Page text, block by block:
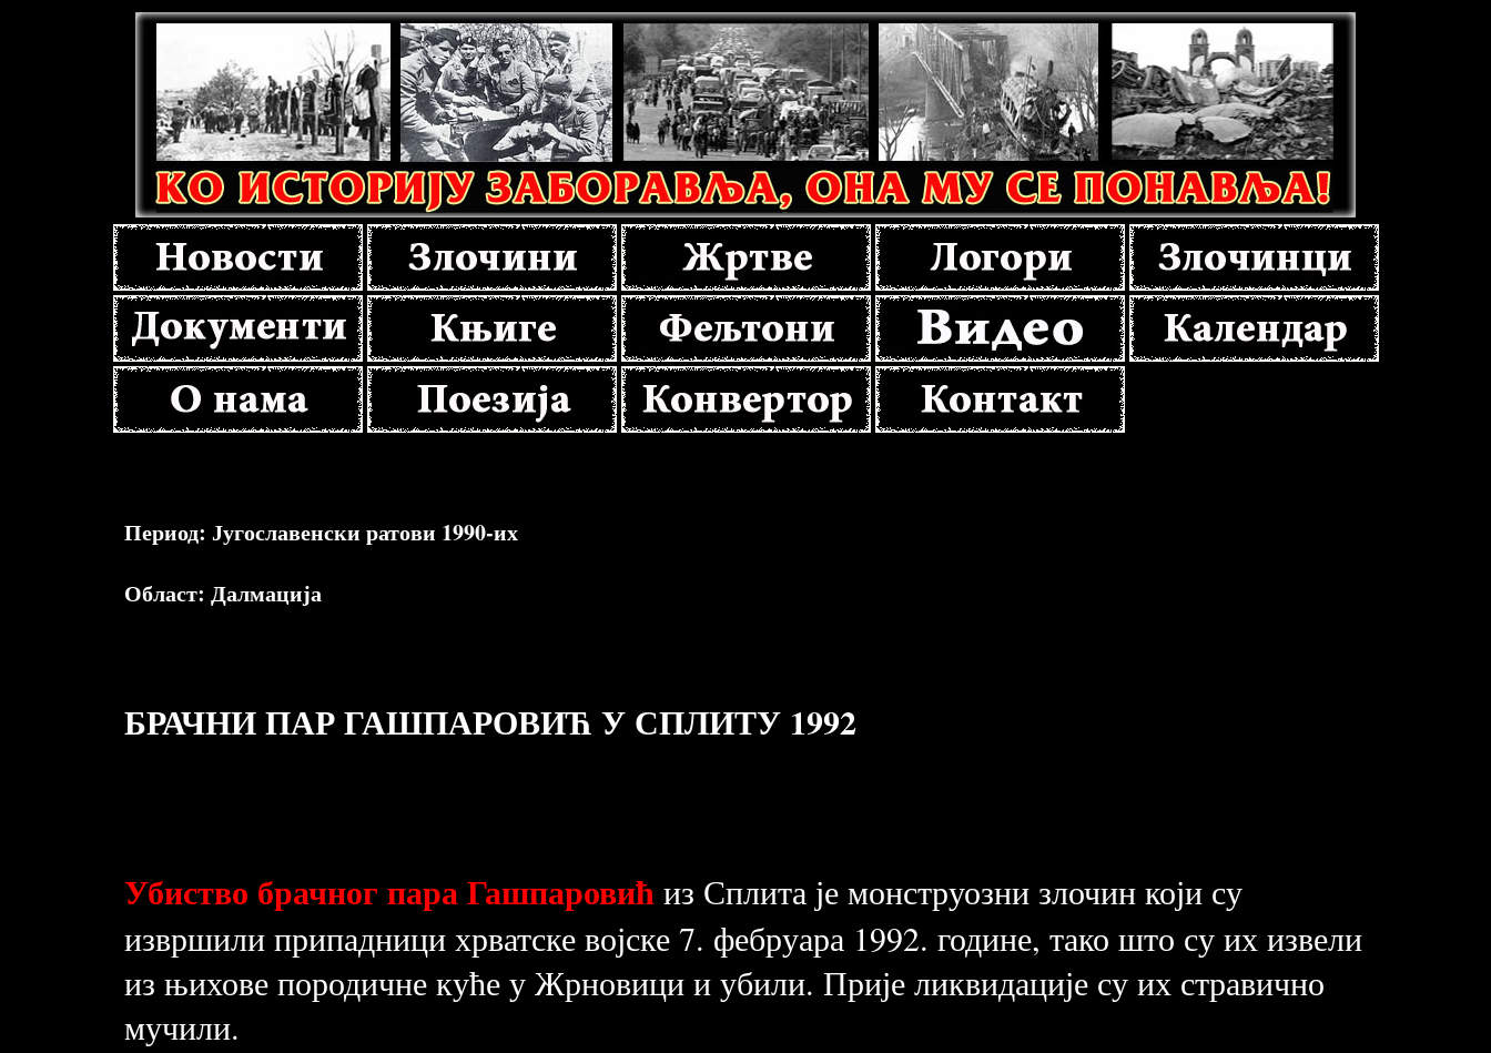
Период: Југославенски ратови 1990-их
Област: Далмација
БРАЧНИ ПАР ГАШПАРОВИЋ У СПЛИТУ 1992
Убиство брачног пара Гашпаровић из Сплита је монструозни злочин који су
извршили припадници хрватске војске 7. фебруара 1992. године, тако што су их извели
из њихове породичне куће у Жрновици и убили. Прије ликвидације су их стравично
мучили.